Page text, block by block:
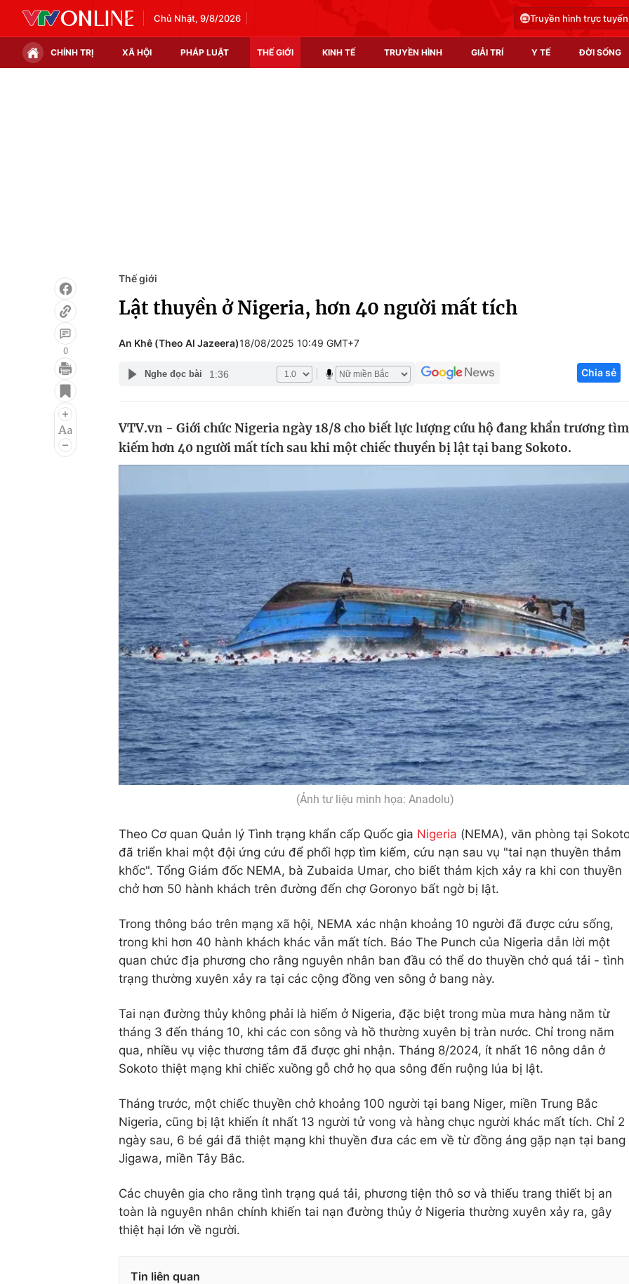
Chủ Nhật, 9/8/2026 Truyền hình trực tuyến
CHÍNH TRỊ XÃ HỘI PHÁP LUẬT THẾ GIỚI KINH TẾ TRUYỀN HÌNH GIẢI TRÍ Y TẾ ĐỜI SỐNG
Điện ảnh
Âm nhạc
Làm đẹp
Chất lượng cuộc sống
Giáo dục
Học trực tuyến
Công nghệ
Sản phẩm
Thị trường
Tư vấn
0
Thế giới
Lật thuyền ở Nigeria, hơn 40 người mất tích
An Khê (Theo Al Jazeera)18/08/2025 10:49 GMT+7
Nghe đọc bài 1:36 Chia sẻ
VTV.vn - Giới chức Nigeria ngày 18/8 cho biết lực lượng cứu hộ đang khẩn trương tìm
kiếm hơn 40 người mất tích sau khi một chiếc thuyền bị lật tại bang Sokoto.
(Ảnh tư liệu minh họa: Anadolu)
Theo Cơ quan Quản lý Tình trạng khẩn cấp Quốc gia Nigeria (NEMA), văn phòng tại
đã triển khai một đội ứng cứu để phối hợp tìm kiếm, cứu nạn sau vụ "tai nạn thuyền thảm
khốc". Tổng Giám đốc NEMA, bà Zubaida Umar, cho biết thảm kịch xảy ra khi con thuyền
chở hơn 50 hành khách trên đường đến chợ Goronyo bất ngờ bị lật.
Trong thông báo trên mạng xã hội, NEMA xác nhận khoảng 10 người đã được cứu sống,
trong khi hơn 40 hành khách khác vẫn mất tích. Báo The Punch của Nigeria dẫn lời một
quan chức địa phương cho rằng nguyên nhân ban đầu có thể do thuyền chở quá tải - tình
trạng thường xuyên xảy ra tại các cộng đồng ven sông ở bang này.
Tai nạn đường thủy không phải là hiếm ở Nigeria, đặc biệt trong mùa mưa hàng năm từ
tháng 3 đến tháng 10, khi các con sông và hồ thường xuyên bị tràn nước. Chỉ trong năm
qua, nhiều vụ việc thương tâm đã được ghi nhận. Tháng 8/2024, ít nhất 16 nông dân ở
Sokoto thiệt mạng khi chiếc xuồng gỗ chở họ qua sông đến ruộng lúa bị lật.
Tháng trước, một chiếc thuyền chở khoảng 100 người tại bang Niger, miền Trung Bắc
Nigeria, cũng bị lật khiến ít nhất 13 người tử vong và hàng chục người khác mất tích. Chỉ 2
ngày sau, 6 bé gái đã thiệt mạng khi thuyền đưa các em về từ đồng áng gặp nạn tại bang
Jigawa, miền Tây Bắc.
Các chuyên gia cho rằng tình trạng quá tải, phương tiện thô sơ và thiếu trang thiết bị an
toàn là nguyên nhân chính khiến tai nạn đường thủy ở Nigeria thường xuyên xảy ra, gây
thiệt hại lớn về người.
Tin liên quan